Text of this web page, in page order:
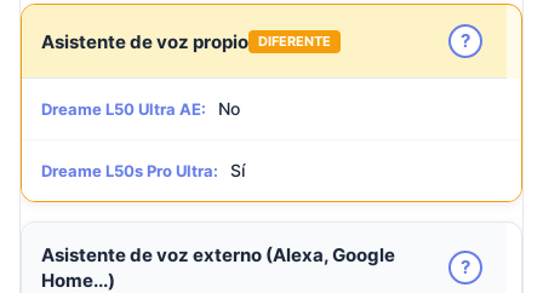
Asistente de voz propio DIFERENTE ?
Dreame L50 Ultra AE: No
Dreame L50s Pro Ultra: Sí
Asistente de voz externo (Alexa, Google
Home...)
?